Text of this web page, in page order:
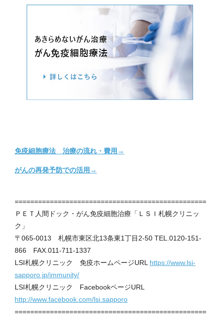
免疫細胞療法 治療の流れ・費用→
がんの再発予防での活用→
=================================================
ＰＥＴ人間ドック・がん免疫細胞治療「ＬＳＩ札幌クリニッ
ク」
〒065-0013 札幌市東区北13条東1丁目2-50 TEL.0120-151-
866 FAX.011-711-1337
LSI札幌クリニック 免疫ホームページURL https://www.lsi-
sapporo.jp/immunity/
LSI札幌クリニック FacebookページURL
http://www.facebook.com/lsi.sapporo
=================================================